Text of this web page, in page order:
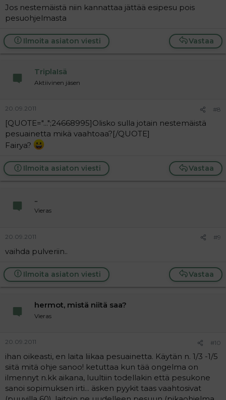
Jos nestemäistä niin kannattaa jättää esipesu pois
pesuohjelmasta
Vastaa
Ilmoita asiaton viesti
TriplaIsä
Aktiivinen jäsen
20.09.2011 #8
[QUOTE="...";24668995]Olisko sulla jotain nestemäistä
pesuainetta mikä vaahtoaa?[/QUOTE]
Fairya?
Vastaa
Ilmoita asiaton viesti
..
Vieras
20.09.2011 #9
vaihda pulveriin..
Vastaa
Ilmoita asiaton viesti
hermot, mistä niitä saa?
Vieras
20.09.2011 #10
ihan oikeasti, en laita liikaa pesuainetta. Käytän n. 1/3 -1/5
siitä mitä ohje sanoo! ketuttaa kun tää ongelma on
ilmennyt n.kk aikana, luultiin todellakin että pesukone
sanoi sopimuksen irti... äsken pyykit taas vaahtosivat